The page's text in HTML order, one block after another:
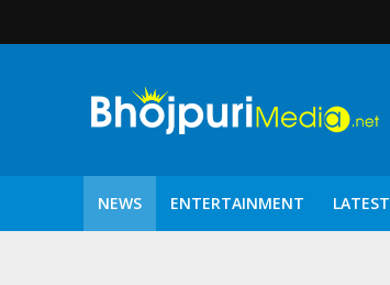
NEWS ENTERTAINMENT LATEST